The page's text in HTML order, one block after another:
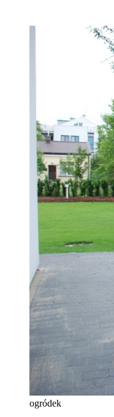
ogródek